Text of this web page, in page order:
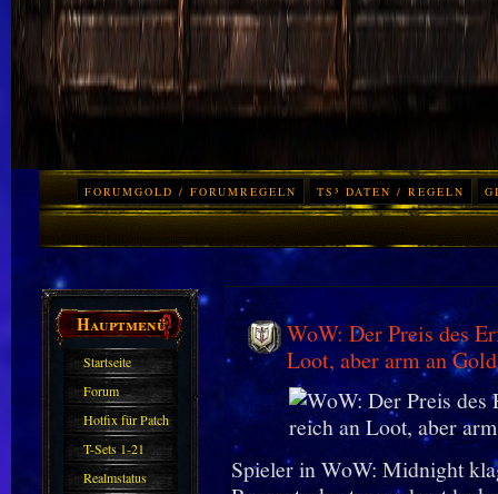
FORUMGOLD / FORUMREGELN TS³ DATEN / REGELN
Hauptmenü
Startseite
Forum
Hotfix für Patch
11.X
T-Sets 1-21
Realmstatus
WoW: Der Preis des
Loot, aber arm an Gold
Spieler in WoW: Midnight